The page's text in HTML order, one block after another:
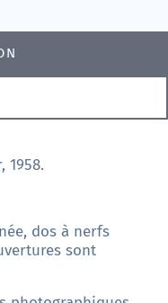
1958.
dos à nerfs
sont